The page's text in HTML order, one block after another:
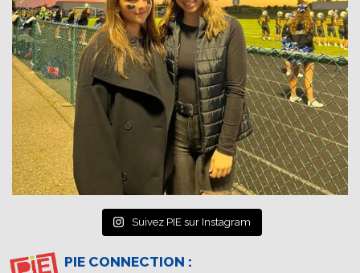
Suivez PIE sur Instagram
PIE CONNECTION :